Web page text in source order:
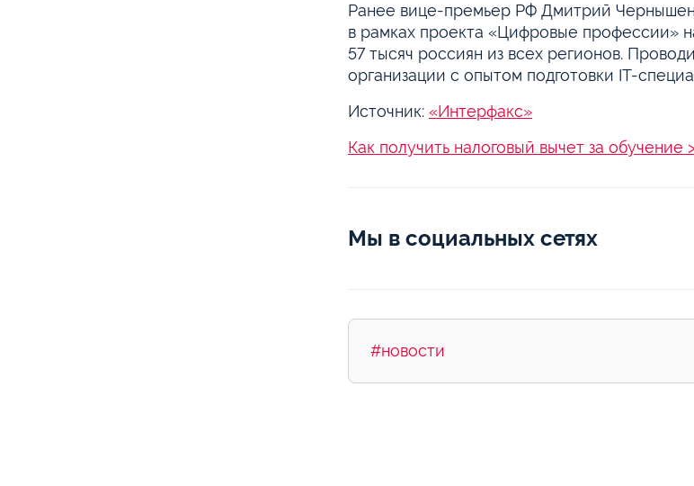
Ранее вице-премьер РФ Дмитрий
в рамках проекта «Цифровые профессии»
57 тысяч россиян из всех регионов.
организации с опытом подготовки IT-
Источник: «Интерфакс»
Как получить налоговый вычет за обучение
Мы в социальных сетях
#новости